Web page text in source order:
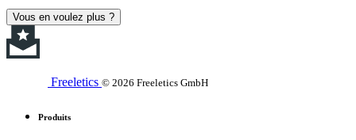
Vous en voulez plus ?
Freeletics © 2026 Freeletics GmbH
Produits